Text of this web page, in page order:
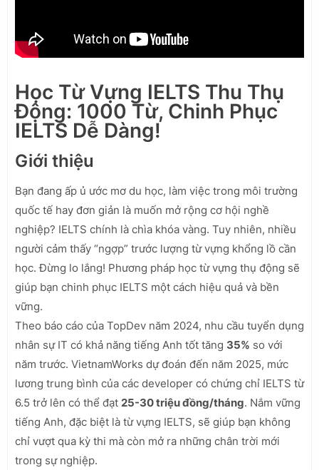
Học Từ Vựng IELTS Thu Thụ
Động: 1000 Từ, Chinh Phục
IELTS Dễ Dàng!
Giới thiệu
Bạn đang ấp ủ ước mơ du học, làm việc trong môi trường
quốc tế hay đơn giản là muốn mở rộng cơ hội nghề
nghiệp? IELTS chính là chìa khóa vàng. Tuy nhiên, nhiều
người cảm thấy “ngợp” trước lượng từ vựng khổng lồ cần
học. Đừng lo lắng! Phương pháp học từ vựng thụ động sẽ
giúp bạn chinh phục IELTS một cách hiệu quả và bền
vững.
Theo báo cáo của TopDev năm 2024, nhu cầu tuyển dụng
nhân sự IT có khả năng tiếng Anh tốt tăng 35% so với
năm trước. VietnamWorks dự đoán đến năm 2025, mức
lương trung bình của các developer có chứng chỉ IELTS từ
6.5 trở lên có thể đạt 25-30 triệu đồng/tháng. Nắm vững
tiếng Anh, đặc biệt là từ vựng IELTS, sẽ giúp bạn không
chỉ vượt qua kỳ thi mà còn mở ra những chân trời mới
trong sự nghiệp.